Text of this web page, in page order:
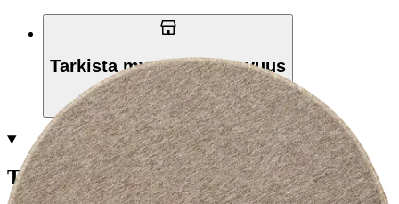
Tarkista myymäläsaatavuus
Tuotekuvaus